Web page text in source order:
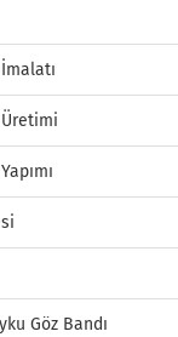
Üretimi
Göz Bandı